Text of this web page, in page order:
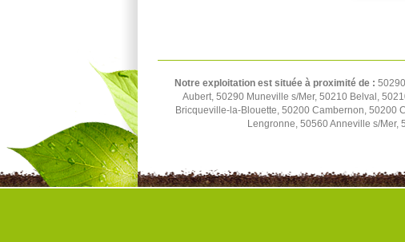
Notre exploitation est située à proximité de :
Aubert, 50290 Muneville s/Mer, 50210 Belval,
Bricqueville-la-Blouette, 50200 Cambernon, 50200
Lengronne, 50560 Anneville s/